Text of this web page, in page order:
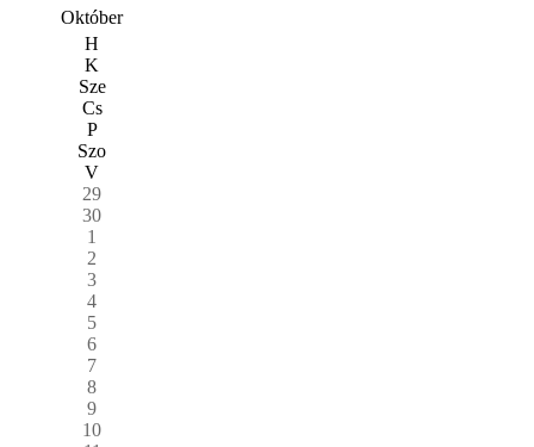
Október
H
K
Sze
Cs
P
Szo
V
29
30
1
2
3
4
5
6
7
8
9
10